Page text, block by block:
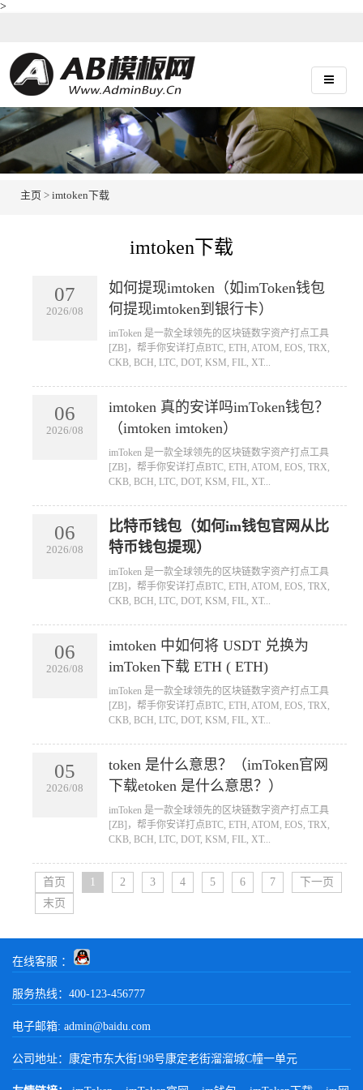
>
主页 > imtoken下载
imtoken下载
07
2026/08
如何提现imtoken（如imToken钱包
何提现imtoken到银行卡）
​imToken 是一款全球领先的区块链数字资产打点工具
[ZB]，帮手你安详打点BTC, ETH, ATOM, EOS, TRX,
CKB, BCH, LTC, DOT, KSM, FIL, XT...
06
2026/08
imtoken 真的安详吗imToken钱包？
（imtoken imtoken）
​imToken 是一款全球领先的区块链数字资产打点工具
[ZB]，帮手你安详打点BTC, ETH, ATOM, EOS, TRX,
CKB, BCH, LTC, DOT, KSM, FIL, XT...
06
2026/08
比特币钱包（如何im钱包官网从比
特币钱包提现）
​imToken 是一款全球领先的区块链数字资产打点工具
[ZB]，帮手你安详打点BTC, ETH, ATOM, EOS, TRX,
CKB, BCH, LTC, DOT, KSM, FIL, XT...
06
2026/08
imtoken 中如何将 USDT 兑换为
imToken下载 ETH ( ETH)
​imToken 是一款全球领先的区块链数字资产打点工具
[ZB]，帮手你安详打点BTC, ETH, ATOM, EOS, TRX,
CKB, BCH, LTC, DOT, KSM, FIL, XT...
05
2026/08
token 是什么意思？（imToken官网
下载etoken 是什么意思？）
​imToken 是一款全球领先的区块链数字资产打点工具
[ZB]，帮手你安详打点BTC, ETH, ATOM, EOS, TRX,
CKB, BCH, LTC, DOT, KSM, FIL, XT...
首页 1 2 3 4 5 6 7
下一页
末页
在线客服 ：
服务热线：400-123-456777
电子邮箱: admin@baidu.com
公司地址：康定市东大街198号康定老街溜溜城C幢一单元